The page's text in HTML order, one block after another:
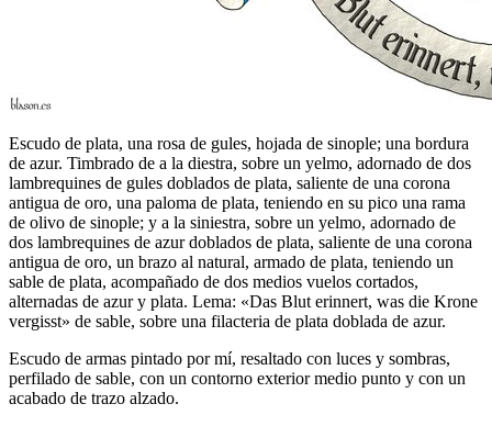
Escudo de plata, una rosa de gules, hojada de sinople; una bordura
de azur. Timbrado de a la diestra, sobre un yelmo, adornado de dos
lambrequines de gules doblados de plata, saliente de una corona
antigua de oro, una paloma de plata, teniendo en su pico una rama
de olivo de sinople; y a la siniestra, sobre un yelmo, adornado de
dos lambrequines de azur doblados de plata, saliente de una corona
antigua de oro, un brazo al natural, armado de plata, teniendo un
sable de plata, acompañado de dos medios vuelos cortados,
alternadas de azur y plata. Lema: «Das Blut erinnert, was die Krone
vergisst» de sable, sobre una filacteria de plata doblada de azur.
Escudo de armas pintado por mí, resaltado con luces y sombras,
perfilado de sable, con un contorno exterior medio punto y con un
acabado de trazo alzado.